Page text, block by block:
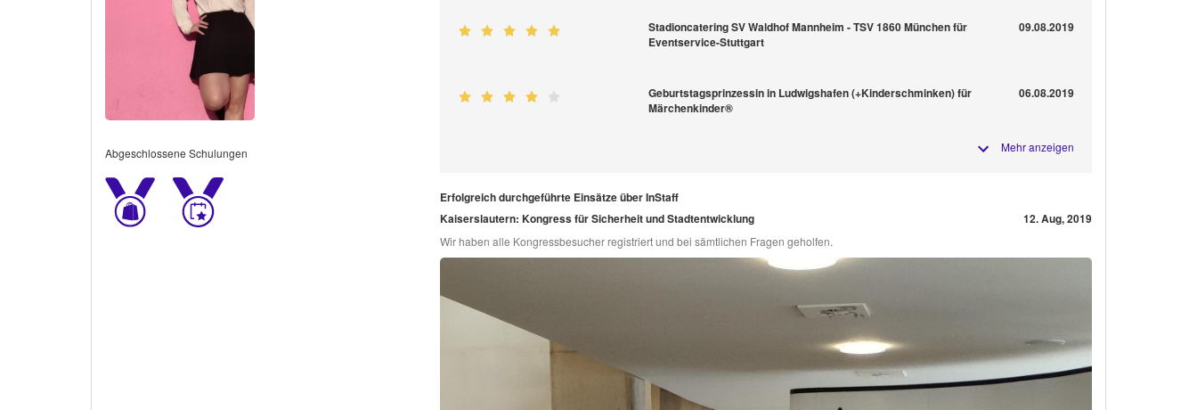
Abgeschlossene Schulungen
Stadioncatering SV Waldhof Mannheim - TSV 1860 München für
Eventservice-Stuttgart
09.08.2019
Geburtstagsprinzessin in Ludwigshafen (+Kinderschminken) für
Märchenkinder®
06.08.2019
Mehr anzeigen
Erfolgreich durchgeführte Einsätze über InStaff
Kaiserslautern: Kongress für Sicherheit und Stadtentwicklung
12. Aug, 2019
Wir haben alle Kongressbesucher registriert und bei sämtlichen Fragen geholfen.